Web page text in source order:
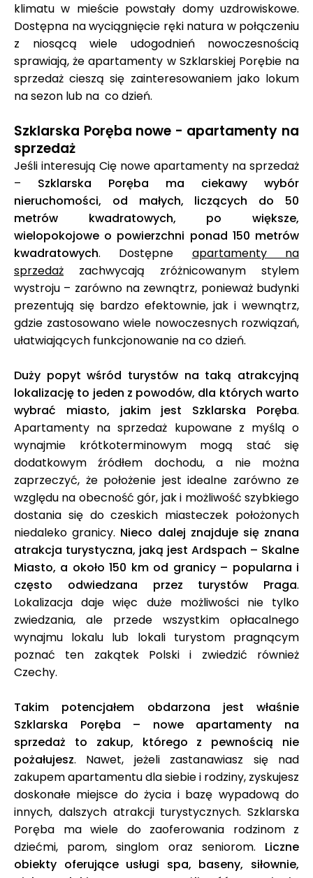
klimatu w mieście powstały domy uzdrowiskowe.
Dostępna na wyciągnięcie ręki natura w połączeniu
z niosącą wiele udogodnień nowoczesnością
sprawiają, że apartamenty w Szklarskiej Porębie na
sprzedaż cieszą się zainteresowaniem jako lokum
na sezon lub na co dzień.
Szklarska Poręba nowe - apartamenty na
sprzedaż
Jeśli interesują Cię nowe apartamenty na sprzedaż
– Szklarska Poręba ma ciekawy wybór
nieruchomości, od małych, liczących do 50
metrów kwadratowych, po większe,
wielopokojowe o powierzchni ponad 150 metrów
kwadratowych. Dostępne apartamenty na
sprzedaż zachwycają zróżnicowanym stylem
wystroju – zarówno na zewnątrz, ponieważ budynki
prezentują się bardzo efektownie, jak i wewnątrz,
gdzie zastosowano wiele nowoczesnych rozwiązań,
ułatwiających funkcjonowanie na co dzień.
Duży popyt wśród turystów na taką atrakcyjną
lokalizację to jeden z powodów, dla których warto
wybrać miasto, jakim jest Szklarska Poręba.
Apartamenty na sprzedaż kupowane z myślą o
wynajmie krótkoterminowym mogą stać się
dodatkowym źródłem dochodu, a nie można
zaprzeczyć, że położenie jest idealne zarówno ze
względu na obecność gór, jak i możliwość szybkiego
dostania się do czeskich miasteczek położonych
niedaleko granicy. Nieco dalej znajduje się znana
atrakcja turystyczna, jaką jest Ardspach – Skalne
Miasto, a około 150 km od granicy – popularna i
często odwiedzana przez turystów Praga.
Lokalizacja daje więc duże możliwości nie tylko
zwiedzania, ale przede wszystkim opłacalnego
wynajmu lokalu lub lokali turystom pragnącym
poznać ten zakątek Polski i zwiedzić również
Czechy.
Takim potencjałem obdarzona jest właśnie
Szklarska Poręba – nowe apartamenty na
sprzedaż to zakup, którego z pewnością nie
pożałujesz. Nawet, jeżeli zastanawiasz się nad
zakupem apartamentu dla siebie i rodziny, zyskujesz
doskonałe miejsce do życia i bazę wypadową do
innych, dalszych atrakcji turystycznych. Szklarska
Poręba ma wiele do zaoferowania rodzinom z
dziećmi, parom, singlom oraz seniorom. Liczne
obiekty oferujące usługi spa, baseny, siłownie,